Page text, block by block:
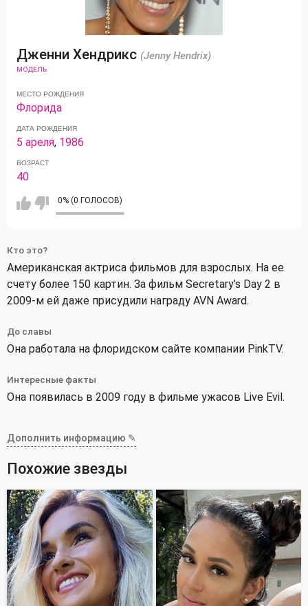
Дженни Хендрикс (Jenny Hendrix)
МОДЕЛЬ
МЕСТО РОЖДЕНИЯ
Флорида
ДАТА РОЖДЕНИЯ
5 ареля, 1986
ВОЗРАСТ
40
0% (0 ГОЛОСОВ)
Кто это?
Американская актриса фильмов для взрослых. На ее
счету более 150 картин. За фильм Secretary’s Day 2 в
2009-м ей даже присудили награду AVN Award.
До славы
Она работала на флоридском сайте компании PinkTV.
Интересные факты
Она появилась в 2009 году в фильме ужасов Live Evil.
Дополнить информацию ✎
Похожие звезды